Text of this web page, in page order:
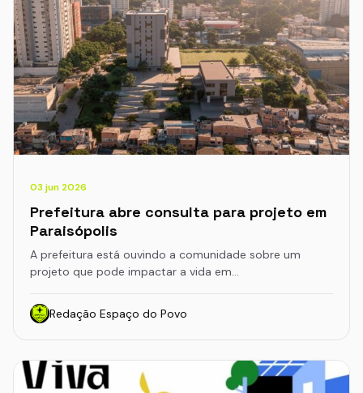
03 jun 2026
Prefeitura abre consulta para projeto em
Paraisópolis
A prefeitura está ouvindo a comunidade sobre um
projeto que pode impactar a vida em…
Redação Espaço do Povo